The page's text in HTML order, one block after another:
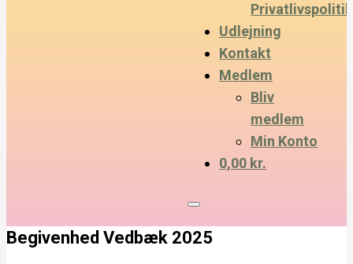
Privatlivspolitik
Udlejning
Kontakt
Medlem
Bliv
medlem
Min Konto
0,00 kr.
Begivenhed Vedbæk 2025